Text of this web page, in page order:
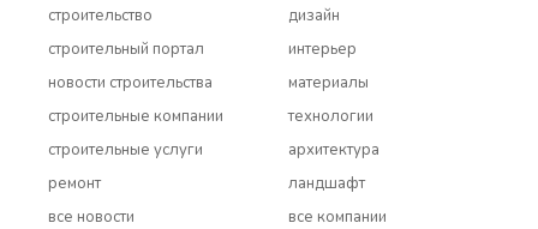
строительство
строительный портал
новости строительства
строительные компании
строительные услуги
ремонт
все новости
дизайн
интерьер
материалы
технологии
архитектура
ландшафт
все компании